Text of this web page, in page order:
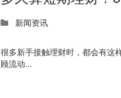
新闻资讯
很多新手接触理财时，都会有这
顾流动...